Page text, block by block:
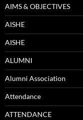
AIMS & OBJECTIVES
AISHE
AISHE
ALUMNI
Alumni Association
Attendance
ATTENDANCE